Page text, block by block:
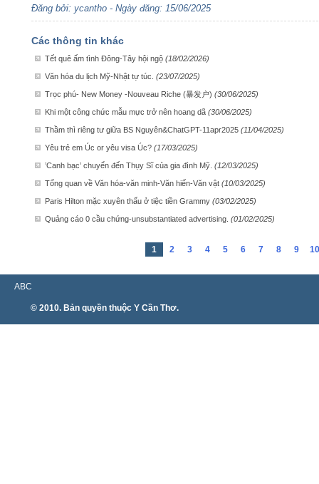
Đăng bởi: ycantho - Ngày đăng: 15/06/2025
Các thông tin khác
Tết quê ấm tình Đông-Tây hội ngộ (18/02/2026)
Văn hóa du lịch Mỹ-Nhật tự túc. (23/07/2025)
Trọc phú- New Money -Nouveau Riche (暴发户) (30/06/2025)
Khi một công chức mẫu mực trở nên hoang dã (30/06/2025)
Thầm thì riêng tư giữa BS Nguyên&ChatGPT-11apr2025 (11/04/2025)
Yêu trẻ em Úc or yêu visa Úc? (17/03/2025)
’Canh bạc’ chuyển đến Thụy Sĩ của gia đình Mỹ. (12/03/2025)
Tổng quan về Văn hóa-văn minh-Văn hiến-Văn vật (10/03/2025)
Paris Hilton mặc xuyên thấu ở tiệc tiền Grammy (03/02/2025)
Quảng cáo 0 cầu chứng-unsubstantiated advertising. (01/02/2025)
1 2 3 4 5 6 7 8 9
ABC
© 2010. Bản quyền thuộc Y Cần Thơ.